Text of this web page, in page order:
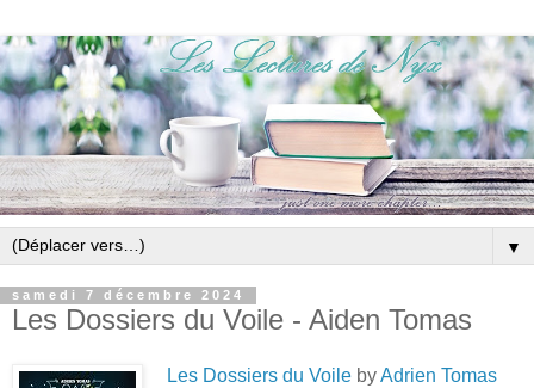
▼
samedi 7 décembre 2024
Les Dossiers du Voile - Aiden Tomas
Les Dossiers du Voile byAdrien Tomas